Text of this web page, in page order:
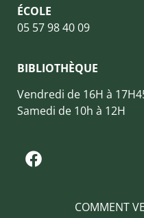
ÉCOLE
05 57 98 40 09
BIBLIOTHÈQUE
Vendredi de 16H à
Samedi de 10h à 12H
COMMENT